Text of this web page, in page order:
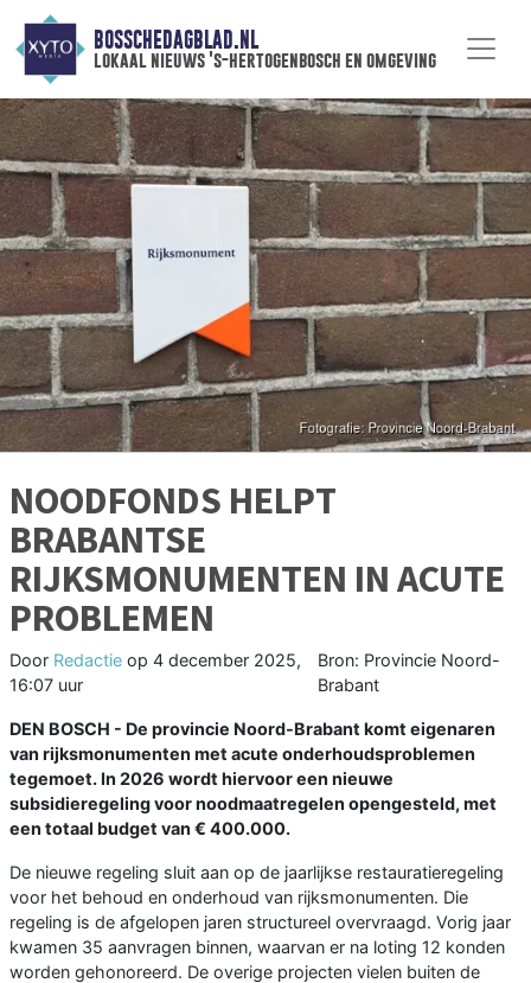
BOSSCHEDAGBLAD.NL
lokaal nieuws 's-hertogenbosch en omgeving
NOODFONDS HELPT
BRABANTSE
RIJKSMONUMENTEN IN ACUTE
PROBLEMEN
Door Redactie op 4 december 2025,
16:07 uur
Bron: Provincie Noord-
Brabant
DEN BOSCH - De provincie Noord-Brabant komt eigenaren
van rijksmonumenten met acute onderhoudsproblemen
tegemoet. In 2026 wordt hiervoor een nieuwe
subsidieregeling voor noodmaatregelen opengesteld, met
een totaal budget van € 400.000.
De nieuwe regeling sluit aan op de jaarlijkse restauratieregeling
voor het behoud en onderhoud van rijksmonumenten. Die
regeling is de afgelopen jaren structureel overvraagd. Vorig jaar
kwamen 35 aanvragen binnen, waarvan er na loting 12 konden
worden gehonoreerd. De overige projecten vielen buiten de